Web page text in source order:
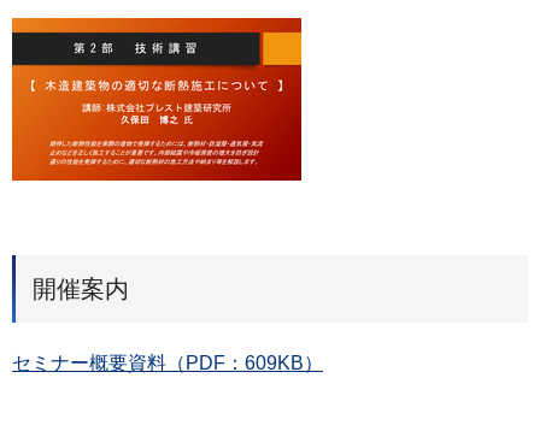
開催案内
セミナー概要資料（PDF：609KB）